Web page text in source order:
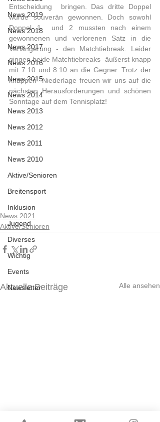
News 2019
News 2018
News 2017
News 2016
News 2015
News 2014
News 2013
News 2012
News 2011
News 2010
Aktive/Senioren
Breitensport
Inklusion
Jugend
Diverses
Wichtig
Events
Newsletter
Entscheidung  bringen. Das dritte Doppel
wurde souverän gewonnen. Doch sowohl
Doppel 1  und 2 mussten nach einem
gewonnenen und verlorenen Satz in die
Verlängerung - den Matchtiebreak. Leider
gingen beide Matchtiebreaks  äußerst knapp
mit 7:10 und 8:10 an die Gegner. Trotz der
knappen  Niederlage freuen wir uns auf die
nächsten Herausforderungen und schönen
Sonntage auf dem Tennisplatz!
News 2021
Aktive/Senioren
Aktuelle Beiträge Alle ansehen